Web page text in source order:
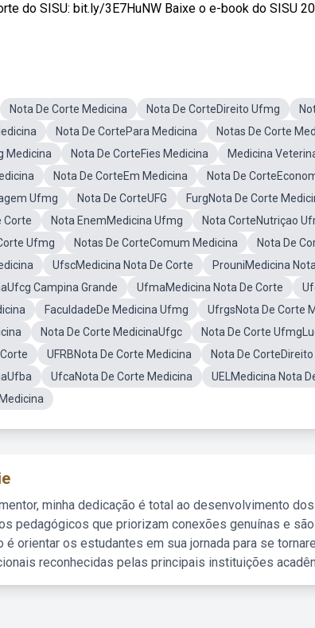
do SISU: bit.ly/3E7HuNW Baixe o e-book do SISU
Nota De Corte Medicina Nota De CorteDireito Ufmg
Nota De CortePara Medicina Notas De Corte
Medicina
Nota De CorteFies Medicina
Medicina
Nota De CorteEm Medicina Nota De
Ufmg
Nota De CorteUFG FurgNota De Corte
Corte
Nota EnemMedicina Ufmg Nota CorteNutriçao
Ufmg
Notas De CorteComum Medicina
Nota De
UfscMedicina Nota De Corte ProuniMedicina
Campina Grande
UfmaMedicina Nota De Corte
FaculdadeDe Medicina Ufmg UfrgsNota De Corte
Nota De Corte MedicinaUfgc Nota De Corte
UFRBNota De Corte Medicina Nota De CorteDireito
UfcaNota De Corte Medicina UELMedicina Nota
minha dedicação é total ao desenvolvimento
pedagógicos que priorizam conexões genuínas e
é orientar os estudantes em sua jornada para se
reconhecidas pelas principais instituições